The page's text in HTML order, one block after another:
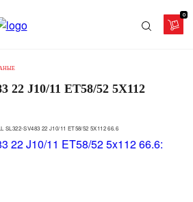
0
22 J10/11 ET58/52 5X112
SL322-SV483 22 J10/11 ET58/52 5X112 66.6